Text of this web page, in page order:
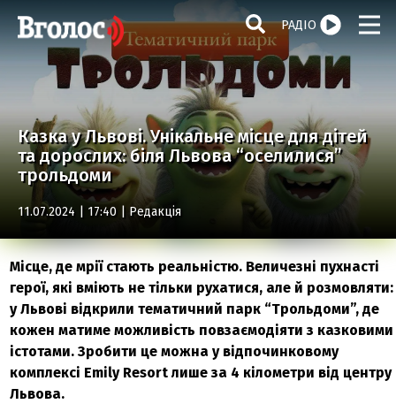
РАДІО
Казка у Львові. Унікальне місце для дітей
та дорослих: біля Львова “оселилися”
трольдоми
11.07.2024 | 17:40 | Редакція
Місце, де мрії стають реальністю. Величезні пухнасті
герої, які вміють не тільки рухатися, але й розмовляти:
у Львові відкрили тематичний парк “Трольдоми”, де
кожен матиме можливість повзаємодіяти з казковими
істотами. Зробити це можна у відпочинковому
комплексі Emily Resort лише за 4 кілометри від центру
Львова.